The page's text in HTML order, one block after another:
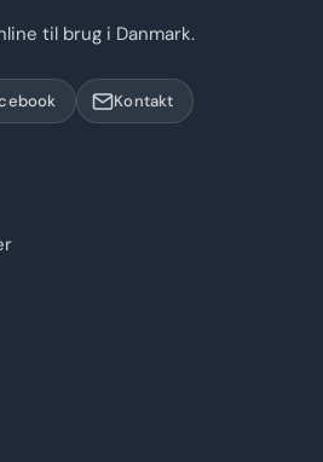
til brug i Danmark.
Kontakt